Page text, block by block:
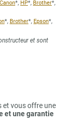
Canon*, HP*, Brother*,
*, Brother*, Epson*,
et sont
et vous offre une
et une garantie